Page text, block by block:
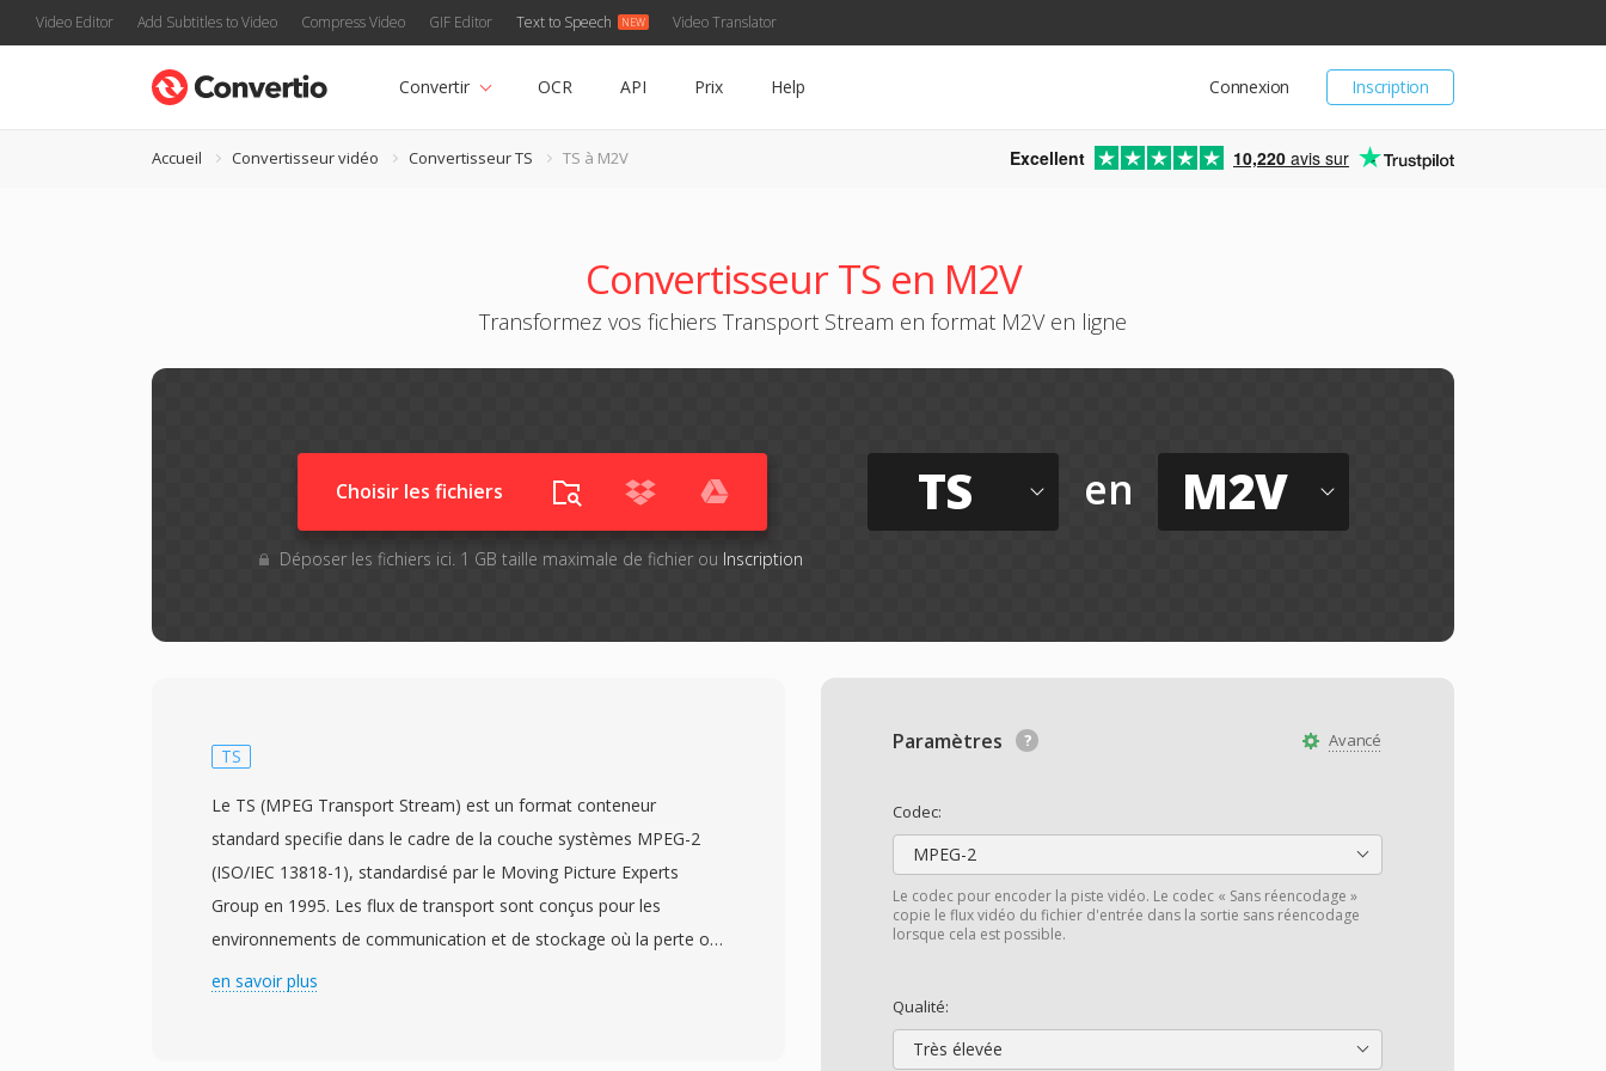
Video Editor Add Subtitles to Video Compress Video GIF Editor Text to Speech Video Translator
Inscription
Connexion
Convertir OCR API Prix Help
Accueil Convertisseur vidéo Convertisseur TS TS à M2V Excellent 10,220 avis sur
Convertisseur TS en M2V
Transformez vos fichiers Transport Stream en format M2V en ligne
Choisir les fichiers
Déposer les fichiers ici. 1 GB taille maximale de fichier ou Inscription
TS en M2V
Avancé
Paramètres
Codec:
MPEG-2
Le codec pour encoder la piste vidéo. Le codec « Sans réencodage »
copie le flux vidéo du fichier d'entrée dans la sortie sans réencodage
lorsque cela est possible.
Qualité:
Très élevée
TS
Le TS (MPEG Transport Stream) est un format conteneur
standard specifie dans le cadre de la couche systèmes MPEG-2
(ISO/IEC 13818-1), standardisé par le Moving Picture Experts
Group en 1995. Les flux de transport sont conçus pour les
environnements de communication et de stockage où la perte où
la corruption de données est possible, comme la télévision de
en savoir plus